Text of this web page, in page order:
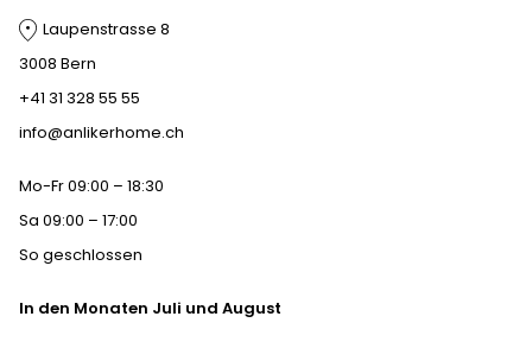
Laupenstrasse 8
3008 Bern
+41 31 328 55 55
info@anlikerhome.ch
Mo-Fr 09:00 – 18:30
Sa 09:00 – 17:00
So geschlossen
In den Monaten Juli und August